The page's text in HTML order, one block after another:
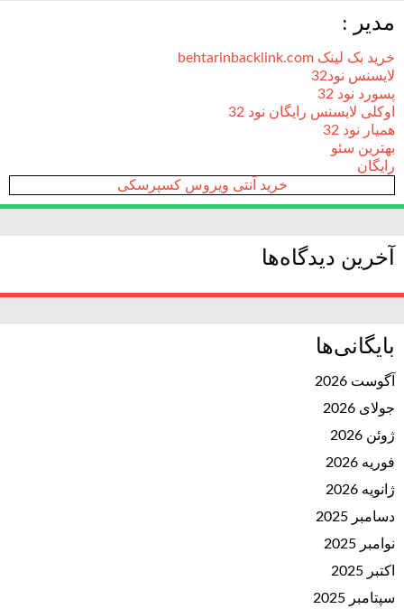
مدیر :
خرید بک لینک behtarinbacklink.com
لایسنس نود32
پسورد نود 32
اوکلی لایسنس رایگان نود 32
همیار نود 32
بهترین سئو
رایگان
خرید آنتی ویروس کسپرسکی
آخرین دیدگاه‌ها
بایگانی‌ها
آگوست 2026
جولای 2026
ژوئن 2026
فوریه 2026
ژانویه 2026
دسامبر 2025
نوامبر 2025
اکتبر 2025
سپتامبر 2025